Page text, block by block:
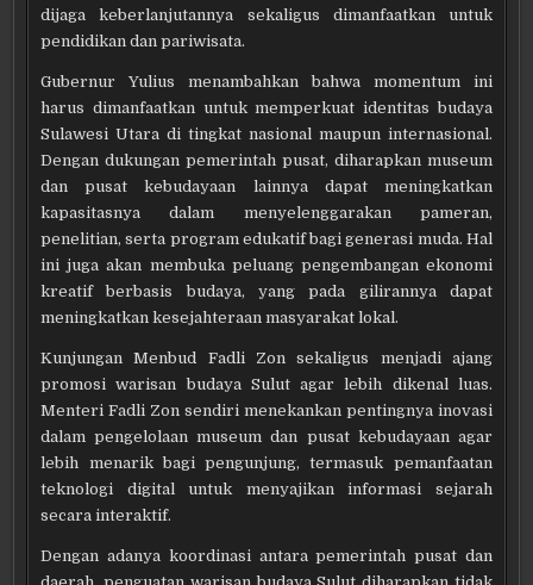
dijaga keberlanjutannya sekaligus dimanfaatkan untuk
pendidikan dan pariwisata.
Gubernur Yulius menambahkan bahwa momentum ini
harus dimanfaatkan untuk memperkuat identitas budaya
Sulawesi Utara di tingkat nasional maupun internasional.
Dengan dukungan pemerintah pusat, diharapkan museum
dan pusat kebudayaan lainnya dapat meningkatkan
kapasitasnya dalam menyelenggarakan pameran,
penelitian, serta program edukatif bagi generasi muda. Hal
ini juga akan membuka peluang pengembangan ekonomi
kreatif berbasis budaya, yang pada gilirannya dapat
meningkatkan kesejahteraan masyarakat lokal.
Kunjungan Menbud Fadli Zon sekaligus menjadi ajang
promosi warisan budaya Sulut agar lebih dikenal luas.
Menteri Fadli Zon sendiri menekankan pentingnya inovasi
dalam pengelolaan museum dan pusat kebudayaan agar
lebih menarik bagi pengunjung, termasuk pemanfaatan
teknologi digital untuk menyajikan informasi sejarah
secara interaktif.
Dengan adanya koordinasi antara pemerintah pusat dan